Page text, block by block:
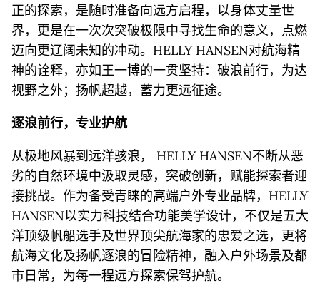
正的探索，是随时准备向远方启程，以身体丈量世
界，更是在一次次突破极限中寻找生命的意义，点燃
迈向更辽阔未知的冲动。HELLY HANSEN对航海精
神的诠释，亦如王一博的一贯坚持：破浪前行，为达
视野之外；扬帆超越，蓄力更远征途。
逐浪前行，专业护航
从极地风暴到远洋骇浪， HELLY HANSEN不断从恶
劣的自然环境中汲取灵感，突破创新，赋能探索者迎
接挑战。作为备受青睐的高端户外专业品牌，HELLY
HANSEN以实力科技结合功能美学设计，不仅是五大
洋顶级帆船选手及世界顶尖航海家的忠爱之选，更将
航海文化及扬帆逐浪的冒险精神，融入户外场景及都
市日常，为每一程远方探索保驾护航。